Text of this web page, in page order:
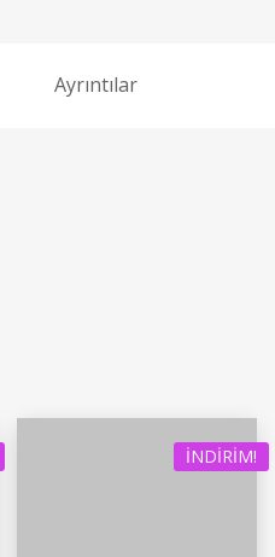
Ayrıntılar
İNDIRIM!